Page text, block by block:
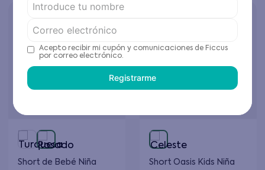
Short de Bebé Niña
Short Oasis Kids Niña
Acepto recibir mi cupón y comunicaciones de Ficcus
por correo electrónico.
Registrarme